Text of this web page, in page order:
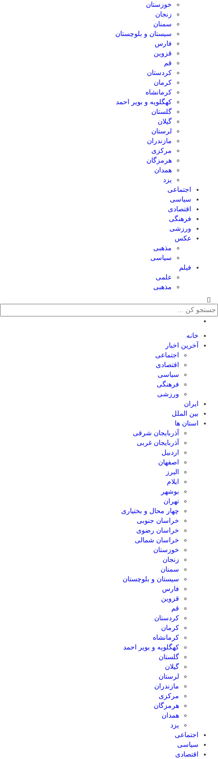
خوزستان
زنجان
سمنان
سیستان و بلوچستان
فارس
قزوین
قم
کردستان
کرمان
کرمانشاه
کهگلویه و بویر احمد
گلستان
گیلان
لرستان
مازندران
مرکزی
هرمزگان
همدان
یزد
اجتماعی
سیاسی
اقتصادی
فرهنگی
ورزشی
عکس
مذهبی
سیاسی
فیلم
علمی
مذهبی
خانه
آخرین اخبار
اجتماعی
اقتصادی
سیاسی
فرهنگی
ورزشی
ایران
بین الملل
استان ها
آذربایجان شرقی
آذربایجان غربی
اردبیل
اصفهان
البرز
ایلام
بوشهر
تهران
چهار محال و بختیاری
خراسان جنوبی
خراسان رضوی
خراسان شمالی
خوزستان
زنجان
سمنان
سیستان و بلوچستان
فارس
قزوین
قم
کردستان
کرمان
کرمانشاه
کهگلویه و بویر احمد
گلستان
گیلان
لرستان
مازندران
مرکزی
هرمزگان
همدان
یزد
اجتماعی
سیاسی
اقتصادی